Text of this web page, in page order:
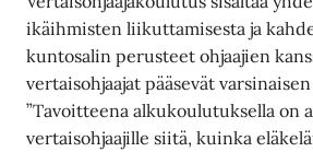
ikäihmisten liikuttamisesta ja
kuntosalin perusteet ohjaajien
vertaisohjaajat pääsevät
”Tavoitteena alkukoulutuksella on
vertaisohjaajille siitä, kuinka